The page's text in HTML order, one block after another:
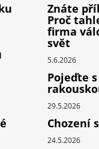
Znáte
Proč
firma
svět
5.6.2026
Pojeďte
29.5.2026
Chození
24.5.2026